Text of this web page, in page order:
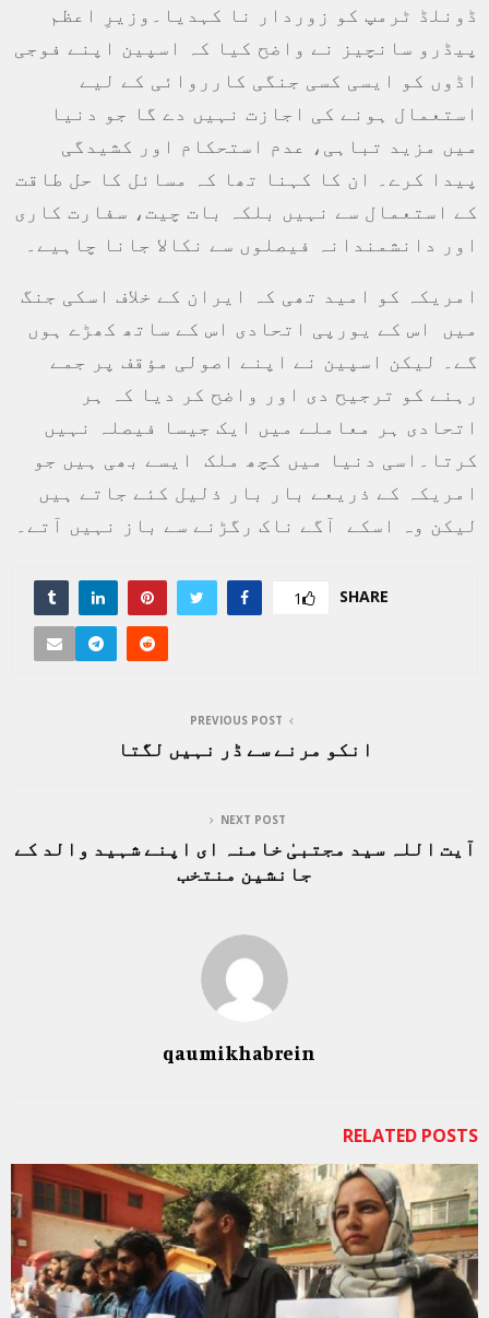
ڈونلڈ ٹرمپ کو زوردار نا کہدیا۔وزیرِ اعظم
پیڈرو سانچیز نے واضح کیا کہ اسپین اپنے فوجی
اڈوں کو ایسی کسی جنگی کارروائی کے لیے
استعمال ہونے کی اجازت نہیں دے گا جو دنیا
میں مزید تباہی، عدم استحکام اور کشیدگی
پیدا کرے۔ ان کا کہنا تھا کہ مسائل کا حل طاقت
کے استعمال سے نہیں بلکہ بات چیت، سفارت کاری
اور دانشمندانہ فیصلوں سے نکالا جانا چاہیے۔
امریکہ کو امید تھی کہ ایران کے خلاف اسکی جنگ
میں اس کے یورپی اتحادی اس کے ساتھ کھڑے ہوں
گے۔ لیکن اسپین نے اپنے اصولی مؤقف پر جمے
رہنے کو ترجیح دی اور واضح کر دیا کہ ہر
اتحادی ہر معاملے میں ایک جیسا فیصلہ نہیں
کرتا۔اسی دنیا میں کچھ ملک ایسے بھی ہیں جو
امریکہ کے ذریعے بار بار ذلیل کئے جاتے ہیں
لیکن وہ اسکے آگے ناک رگڑنے سے باز نہیں آتے۔
SHARE
1
PREVIOUS POST
انکو مرنے سے ڈر نہیں لگتا
NEXT POST
آیت اللہ سید مجتبیٰ خامنہ ای اپنے شہید والد کے
جانشین منتخب
qaumikhabrein
RELATED POSTS